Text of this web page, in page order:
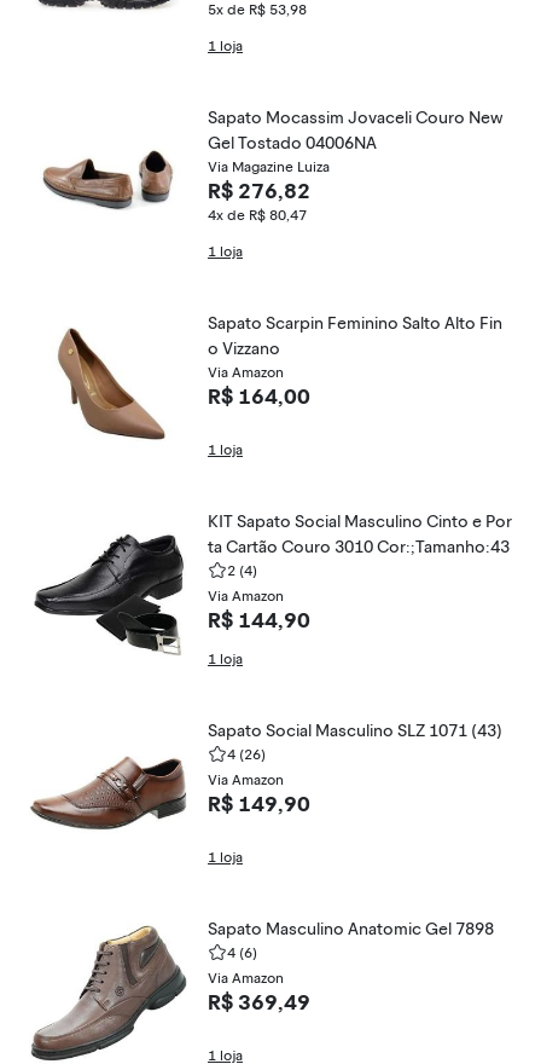
5x de R$ 53,98
1 loja
Sapato Mocassim Jovaceli Couro New
Gel Tostado 04006NA
Via Magazine Luiza
R$ 276,82
4x de R$ 80,47
1 loja
Sapato Scarpin Feminino Salto Alto Fin
o Vizzano
Via Amazon
R$ 164,00
1 loja
KIT Sapato Social Masculino Cinto e Por
ta Cartão Couro 3010 Cor:;Tamanho:43
2 (4)
Via Amazon
R$ 144,90
1 loja
Sapato Social Masculino SLZ 1071 (43)
4 (26)
Via Amazon
R$ 149,90
1 loja
Sapato Masculino Anatomic Gel 7898
4 (6)
Via Amazon
R$ 369,49
1 loja